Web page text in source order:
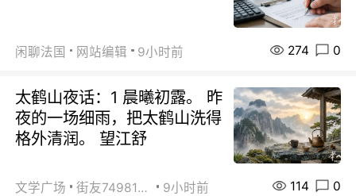
闲聊法国 网站编辑 9小时前 274 0
太鹤山夜话：1 晨曦初露。 昨
夜的一场细雨，把太鹤山洗得
格外清润。 望江舒
文学广场 街友74981146 9小时前 114 0